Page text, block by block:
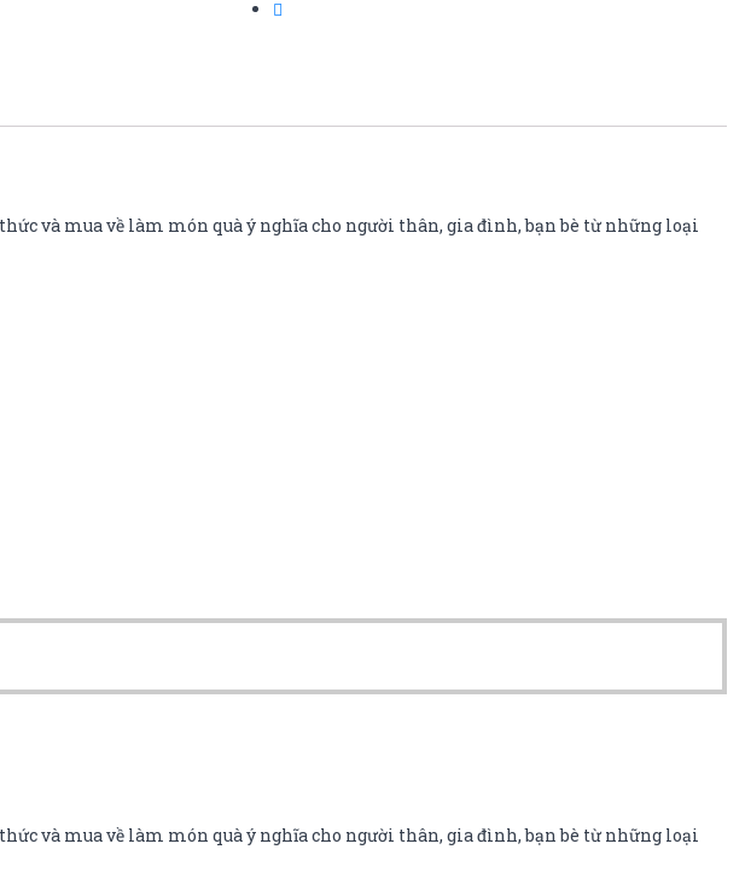
và mua về làm món quà ý nghĩa cho người thân, gia đình, bạn bè từ những loại
và mua về làm món quà ý nghĩa cho người thân, gia đình, bạn bè từ những loại